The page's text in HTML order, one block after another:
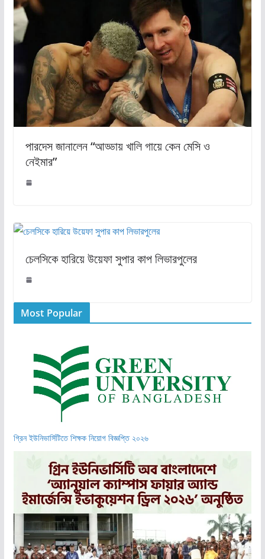
পারদেস জানালেন “আড্ডায় খালি গায়ে কেন মেসি ও
নেইমার”
চেলসিকে হারিয়ে উয়েফা সুপার কাপ লিভারপুলের
Most Popular
গ্রিন ইউনিভার্সিটিতে শিক্ষক নিয়োগ বিজ্ঞপ্তি ২০২৬